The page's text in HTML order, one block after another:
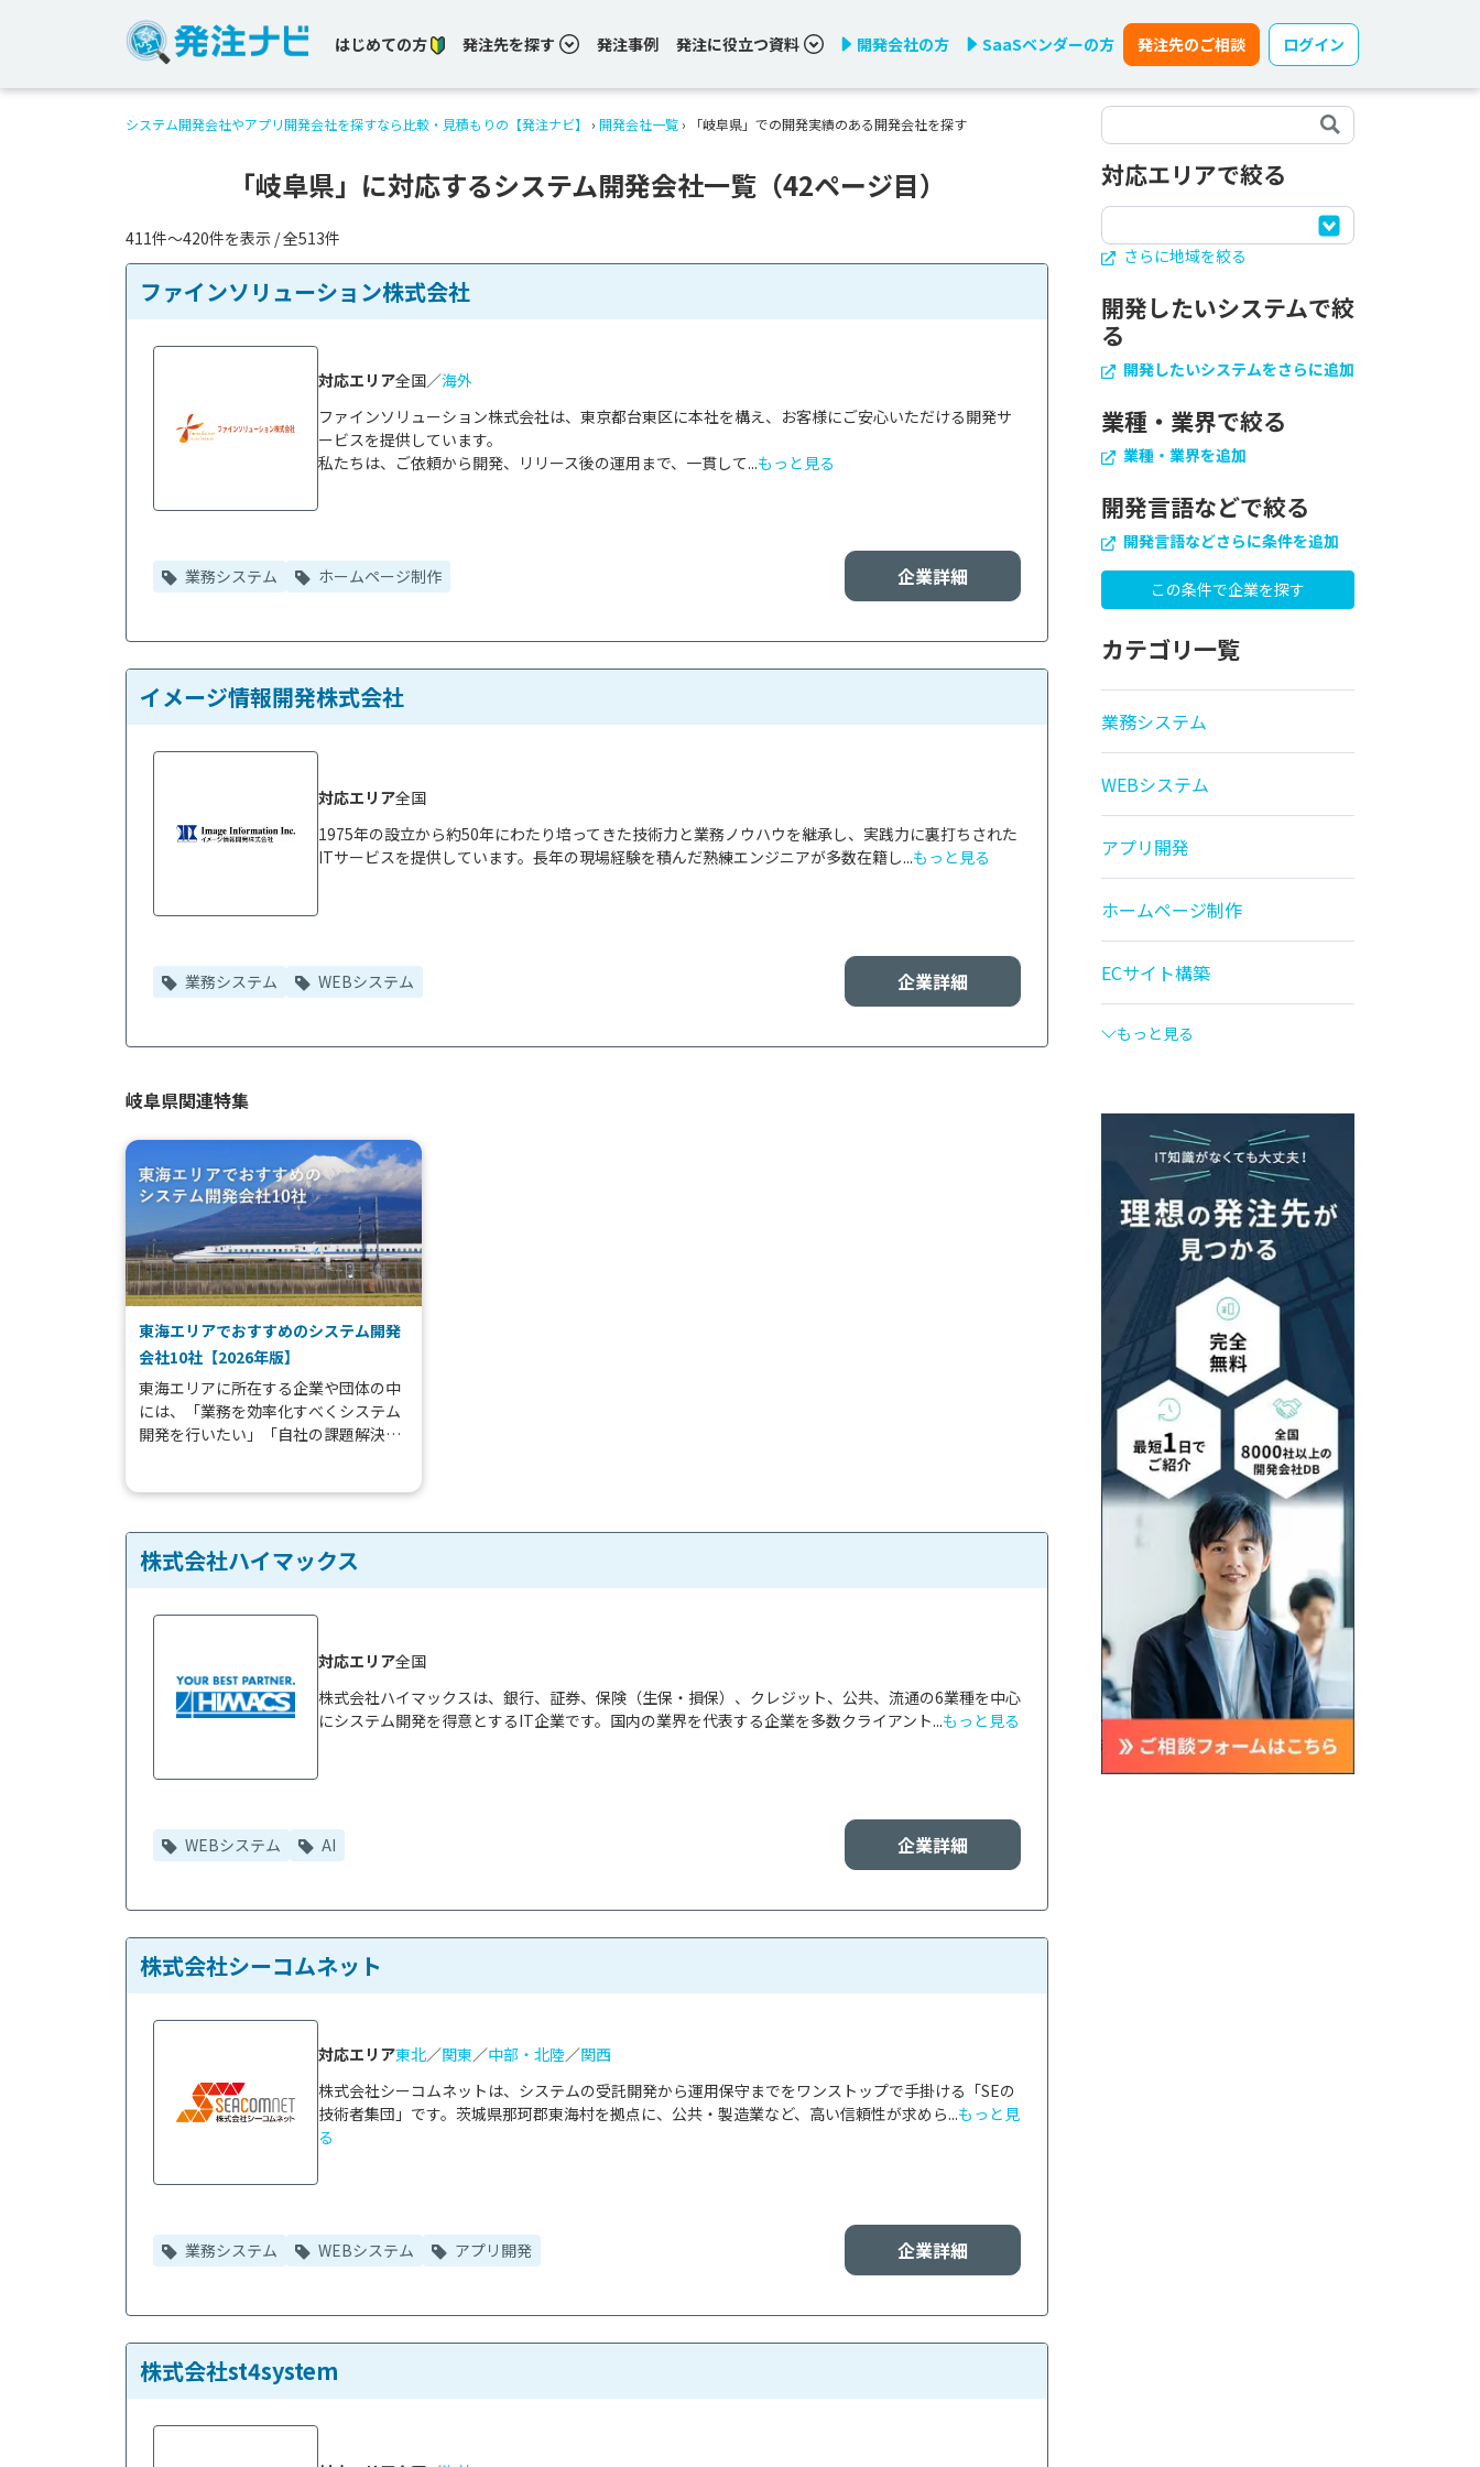
はじめての方 発注先を探す 発注事例 発注に役立つ資料 開発会社の方 SaaSベンダーの方 発注先のご相談 ログイン
システム開発会社やアプリ開発会社を探すなら比較・見積もりの【発注ナビ】 › 開発会社一覧 › 「岐阜県」での開発実績のある開発会社を探す
「岐阜県」に対応するシステム開発会社一覧（42ページ目）
411件〜420件を表示 / 全513件
ファインソリューション株式会社
ファインソリューション株式会社は、東京都台東区に本社を構え、お客様にご安心いただける開発サ
ービスを提供しています。
私たちは、ご依頼から開発、リリース後の運用まで、一貫して...もっと見る
対応エリア全国／海外
企業詳細
業務システム ホームページ制作
イメージ情報開発株式会社
1975年の設立から約50年にわたり培ってきた技術力と業務ノウハウを継承し、実践力に裏打ちされた
ITサービスを提供しています。長年の現場経験を積んだ熟練エンジニアが多数在籍し...もっと見る
対応エリア全国
企業詳細
業務システム WEBシステム
岐阜県関連特集
東海エリアでおすすめのシステム開発
会社10社【2026年版】
東海エリアに所在する企業や団体の中
には、「業務を効率化すべくシステム
開発を行いたい」「自社の課題解決に
株式会社ハイマックス
株式会社ハイマックスは、銀行、証券、保険（生保・損保）、クレジット、公共、流通の6業種を中心
にシステム開発を得意とするIT企業です。国内の業界を代表する企業を多数クライアント...もっと見る
対応エリア全国
企業詳細
WEBシステム AI
株式会社シーコムネット
株式会社シーコムネットは、システムの受託開発から運用保守までをワンストップで手掛ける「SEの
技術者集団」です。茨城県那珂郡東海村を拠点に、公共・製造業など、高い信頼性が求めら...もっと見
る
対応エリア東北／関東／中部・北陸／関西
企業詳細
業務システム WEBシステム アプリ開発
株式会社st4system
対応エリアで絞る
さらに地域を絞る
開発したいシステムで絞
る
開発したいシステムをさらに追加
業種・業界で絞る
業種・業界を追加
開発言語などで絞る
開発言語などさらに条件を追加
カテゴリ一覧
業務システム
WEBシステム
アプリ開発
ホームページ制作
ECサイト構築
もっと見る